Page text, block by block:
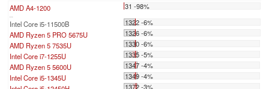
AMD A4-1200 31 -98%
...
Intel Core i5-11500B
1322 -6%
AMD Ryzen 5 PRO 5675U
1326 -6%
AMD Ryzen 5 7535U
1330 -6%
Intel Core i7-1255U
1335 -5%
AMD Ryzen 5 5600U
1347 -4%
Intel Core i5-1345U
1349 -4%
1372 -3%